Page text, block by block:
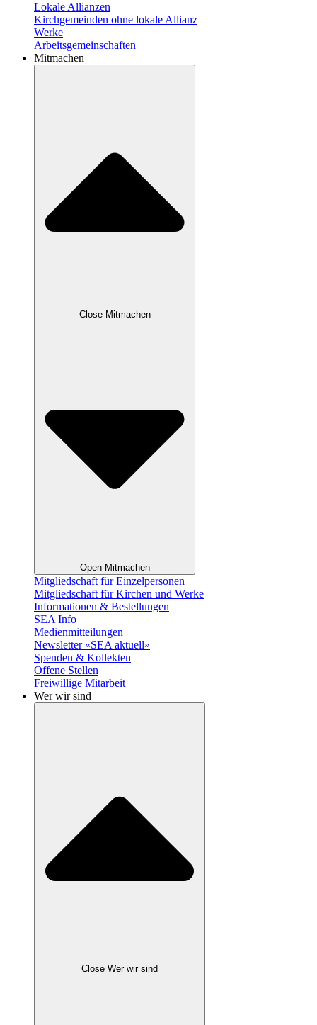
Lokale Allianzen
Kirchgemeinden ohne lokale Allianz
Werke
Arbeitsgemeinschaften
Mitmachen
Close Mitmachen
Open Mitmachen
Mitgliedschaft für Einzelpersonen
Mitgliedschaft für Kirchen und Werke
Informationen & Bestellungen
SEA Info
Medienmitteilungen
Newsletter «SEA aktuell»
Spenden & Kollekten
Offene Stellen
Freiwillige Mitarbeit
Wer wir sind
Close Wer wir sind